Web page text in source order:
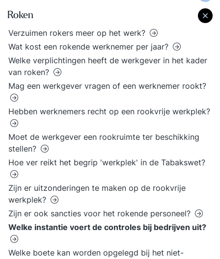
Roken
Verzuimen rokers meer op het werk?
Wat kost een rokende werknemer per jaar?
Welke verplichtingen heeft de werkgever in het kader
van roken?
Mag een werkgever vragen of een werknemer rookt?
Hebben werknemers recht op een rookvrije werkplek?
Moet de werkgever een rookruimte ter beschikking
stellen?
Hoe ver reikt het begrip 'werkplek' in de Tabakswet?
Zijn er uitzonderingen te maken op de rookvrije
werkplek?
Zijn er ook sancties voor het rokende personeel?
Welke instantie voert de controles bij bedrijven uit?
Welke boete kan worden opgelegd bij het niet-